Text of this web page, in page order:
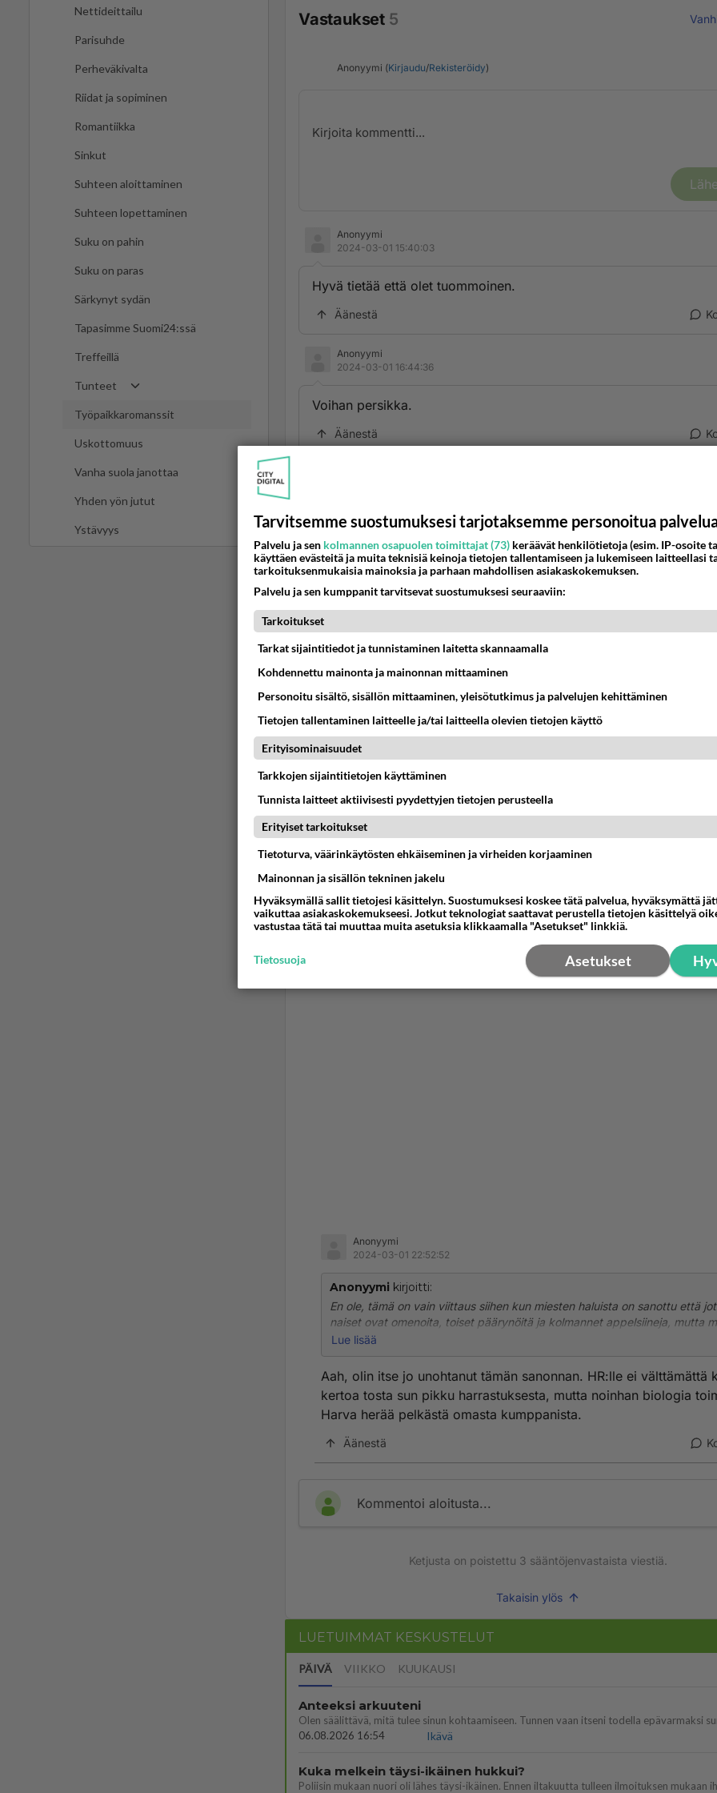
Nettideittailu
Parisuhde
Perheväkivalta
Riidat ja sopiminen
Romantiikka
Sinkut
Suhteen aloittaminen
Suhteen lopettaminen
Suku on pahin
Suku on paras
Särkynyt sydän
Tapasimme Suomi24:ssä
Treffeillä
Tunteet
Työpaikkaromanssit
Uskottomuus
Vanha suola janottaa
Yhden yön jutut
Ystävyys
Vastaukset 5
Anonyymi (Kirjaudu/Rekisteröidy)
Anonyymi
2024-03-01 15:40:03
Hyvä tietää että olet tuommoinen.
Äänestä
Anonyymi
2024-03-01 16:44:36
Voihan persikka.
Äänestä
vegaani?
Äänestä
Anonyymi
2024-03-01 22:03:21
jotkut naiset ovat omenoita, toiset päärynöitä ja kolmannet
mutta miehet pitävät hedelmäsalaatista.
Anonyymi
2024-03-01 22:52:52
Anonyymi kirjoitti:
En ole, tämä on vain viittaus siihen kun miesten haluista on sanottu että
naiset ovat omenoita, toiset päärynöitä ja kolmannet appelsiineja, mutta
pitävät hedelmäsalaatista.
Lue lisää
Aah, olin itse jo unohtanut tämän sanonnan. HR:lle ei välttämättä
kertoa tosta sun pikku harrastuksesta, mutta noinhan biologia
Harva herää pelkästä omasta kumppanista.
Äänestä
Kommentoi aloitusta...
Ketjusta on poistettu 3 sääntöjenvastaista viestiä.
Takaisin ylös
LUETUIMMAT KESKUSTELUT
PÄIVÄ VIIKKO KUUKAUSI
Anteeksi arkuuteni
06.08.2026 16:54
Ikävä
Kuka melkein täysi-ikäinen hukkui?
Tarvitsemme suostumuksesi tarjotaksemme personoitua
Palvelu ja sen kolmannen osapuolen toimittajat (73) keräävät henkilötietoja (esim. IP-osoite
käyttäen evästeitä ja muita teknisiä keinoja tietojen tallentamiseen ja lukemiseen laitteellasi
tarkoituksenmukaisia mainoksia ja parhaan mahdollisen asiakaskokemuksen.
Palvelu ja sen kumppanit tarvitsevat suostumuksesi seuraaviin:
Tarkoitukset
Tarkat sijaintitiedot ja tunnistaminen laitetta skannaamalla
Kohdennettu mainonta ja mainonnan mittaaminen
Personoitu sisältö, sisällön mittaaminen, yleisötutkimus ja palvelujen kehittäminen
Tietojen tallentaminen laitteelle ja/tai laitteella olevien tietojen käyttö
Erityisominaisuudet
Tarkkojen sijaintitietojen käyttäminen
Tunnista laitteet aktiivisesti pyydettyjen tietojen perusteella
Erityiset tarkoitukset
Tietoturva, väärinkäytösten ehkäiseminen ja virheiden korjaaminen
Mainonnan ja sisällön tekninen jakelu
Hyväksymällä sallit tietojesi käsittelyn. Suostumuksesi koskee tätä palvelua, hyväksymättä
vaikuttaa asiakaskokemukseesi. Jotkut teknologiat saattavat perustella tietojen käsittelyä
vastustaa tätä tai muuttaa muita asetuksia klikkaamalla "Asetukset" linkkiä.
Asetukset
Tietosuoja